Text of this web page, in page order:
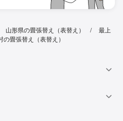
山形県の畳張替え（表替え）
最上
の畳張替え（表替え）